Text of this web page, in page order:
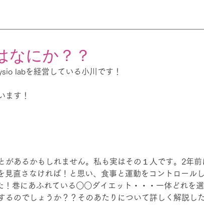
なにか？？
labを経営している小川です！
ます！
があるかもしれません。私も実はその１人です。2年前
直さなければ！と思い、食事と運動をコントロール
！巷にあふれている○○ダイエット・・・一体どれを
るのでしょうか？？そのあたりについて詳しく解説し